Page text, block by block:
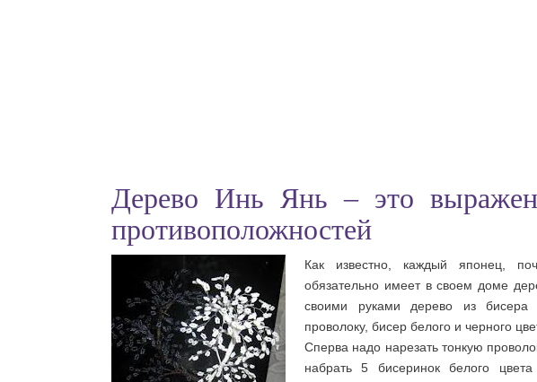
Дерево Инь Янь – это
противоположностей
Как известно, каждый японец,
обязательно имеет в своем доме
своими руками дерево из бисера
проволоку, бисер белого и черного
Сперва надо нарезать тонкую
набрать 5 бисеринок белого цвета